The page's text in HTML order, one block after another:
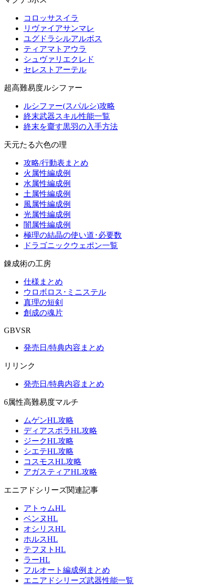
コロッサスイラ
リヴァイアサンマレ
ユグドラシルアルボス
ティアマトアウラ
シュヴァリエクレド
セレストアーテル
超高難易度ルシファー
ルシファー(スパルシ)攻略
終末武器スキル性能一覧
終末を齎す黒羽の入手方法
天元たる六色の理
攻略/行動表まとめ
火属性編成例
水属性編成例
土属性編成例
風属性編成例
光属性編成例
闇属性編成例
極理の結晶の使い道･必要数
ドラゴニックウェポン一覧
錬成術の工房
仕様まとめ
ウロボロス･ミニステル
真理の短剣
創成の魂片
GBVSR
発売日/特典内容まとめ
リリンク
発売日/特典内容まとめ
6属性高難易度マルチ
ムゲンHL攻略
ディアスポラHL攻略
ジークHL攻略
シエテHL攻略
コスモスHL攻略
アガスティアHL攻略
エニアドシリーズ関連記事
アトゥムHL
ベンヌHL
オシリスHL
ホルスHL
テフヌトHL
ラーHL
フルオート編成例まとめ
エニアドシリーズ武器性能一覧